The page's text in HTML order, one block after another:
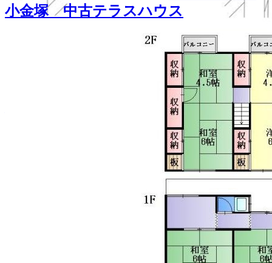
小金塚 中古テラスハウス